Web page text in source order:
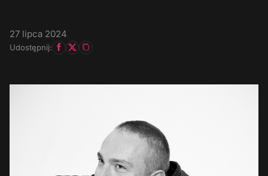
27 lipca 2024
Udostępnij: